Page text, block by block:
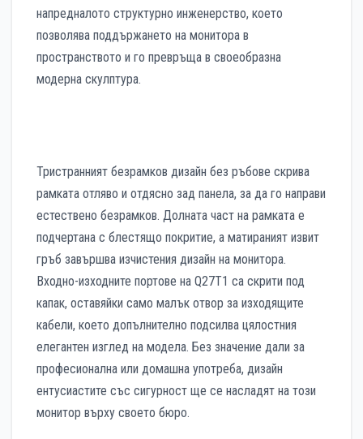
напредналото структурно инженерство, което
позволява поддържането на монитора в
пространството и го превръща в своеобразна
модерна скулптура.
Тристранният безрамков дизайн без ръбове скрива
рамката отляво и отдясно зад панела, за да го направи
естествено безрамков. Долната част на рамката е
подчертана с блестящо покритие, а матираният извит
гръб завършва изчистения дизайн на монитора.
Входно-изходните портове на Q27T1 са скрити под
капак, оставяйки само малък отвор за изходящите
кабели, което допълнително подсилва цялостния
елегантен изглед на модела. Без значение дали за
професионална или домашна употреба, дизайн
ентусиастите със сигурност ще се насладят на този
монитор върху своето бюро.